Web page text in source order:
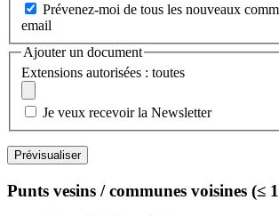
Prévenez-moi de tous les nouveaux
email
Ajouter un document
Extensions autorisées : toutes
Je veux recevoir la Newsletter
Punts vesins / communes voisines (≤